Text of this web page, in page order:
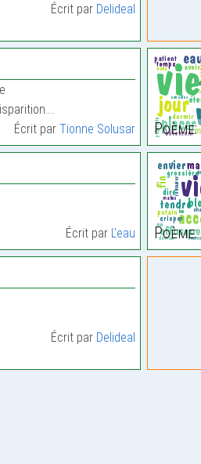
Écrit par Delideal
Écrit parTionne Solusar Poème:
Écrit par L'eau Poème:
Écrit par Delideal